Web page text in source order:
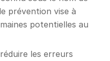
prévention vise à
potentielles au
les erreurs